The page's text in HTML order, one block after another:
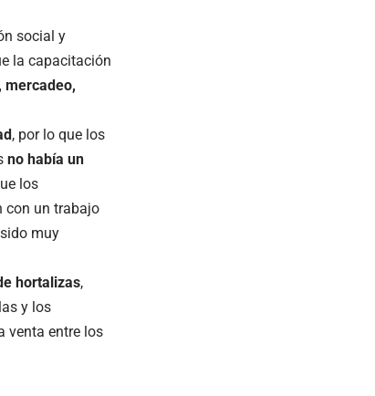
social y
la capacitación
mercadeo,
, por lo que los
no había un
los
con un trabajo
muy
hortalizas,
y los
venta entre los